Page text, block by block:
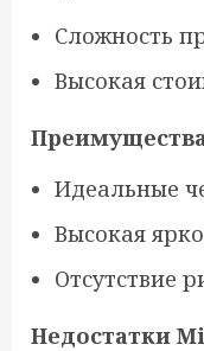
Сложность
Высокая
Идеальные
Высокая
Отсутствие
Недостатки